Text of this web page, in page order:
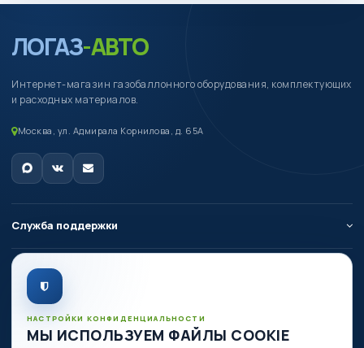
ЛОГАЗ-АВТО
Интернет-магазин газобаллонного оборудования, комплектующих
и расходных материалов.
Москва, ул. Адмирала Корнилова, д. 65А
Служба поддержки
О компании
Личный кабинет
НАСТРОЙКИ КОНФИДЕНЦИАЛЬНОСТИ
МЫ ИСПОЛЬЗУЕМ ФАЙЛЫ COOKIE